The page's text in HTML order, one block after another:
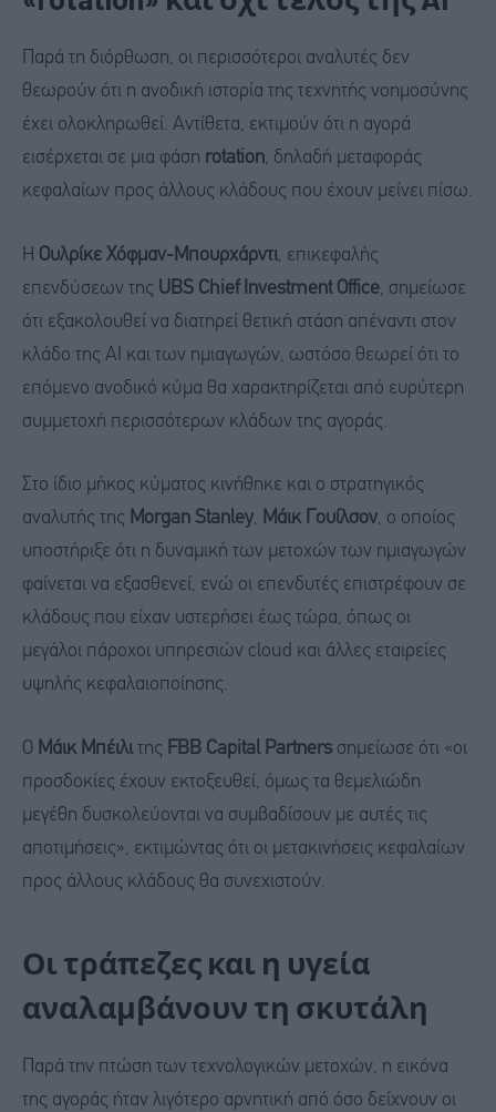
Παρά τη διόρθωση, οι περισσότεροι αναλυτές δεν
θεωρούν ότι η ανοδική ιστορία της τεχνητής νοημοσύνης
έχει ολοκληρωθεί. Αντίθετα, εκτιμούν ότι η αγορά
εισέρχεται σε μια φάση rotation, δηλαδή μεταφοράς
κεφαλαίων προς άλλους κλάδους που έχουν μείνει πίσω.
Η Ουλρίκε Χόφμαν-Μπουρχάρντι, επικεφαλής
επενδύσεων της UBS Chief Investment Office, σημείωσε
ότι εξακολουθεί να διατηρεί θετική στάση απέναντι στον
κλάδο της AI και των ημιαγωγών, ωστόσο θεωρεί ότι το
επόμενο ανοδικό κύμα θα χαρακτηρίζεται από ευρύτερη
συμμετοχή περισσότερων κλάδων της αγοράς.
Στο ίδιο μήκος κύματος κινήθηκε και ο στρατηγικός
αναλυτής της Morgan Stanley, Μάικ Γουίλσον, ο οποίος
υποστήριξε ότι η δυναμική των μετοχών των ημιαγωγών
φαίνεται να εξασθενεί, ενώ οι επενδυτές επιστρέφουν σε
κλάδους που είχαν υστερήσει έως τώρα, όπως οι
μεγάλοι πάροχοι υπηρεσιών cloud και άλλες εταιρείες
υψηλής κεφαλαιοποίησης.
Ο Μάικ Μπέιλιτης FBB Capital Partners σημείωσε ότι «οι
προσδοκίες έχουν εκτοξευθεί, όμως τα θεμελιώδη
μεγέθη δυσκολεύονται να συμβαδίσουν με αυτές τις
αποτιμήσεις», εκτιμώντας ότι οι μετακινήσεις κεφαλαίων
προς άλλους κλάδους θα συνεχιστούν.
Οι τράπεζες και η υγεία
αναλαμβάνουν τη σκυτάλη
Παρά την πτώση των τεχνολογικών μετοχών, η εικόνα
της αγοράς ήταν λιγότερο αρνητική από όσο δείχνουν οι